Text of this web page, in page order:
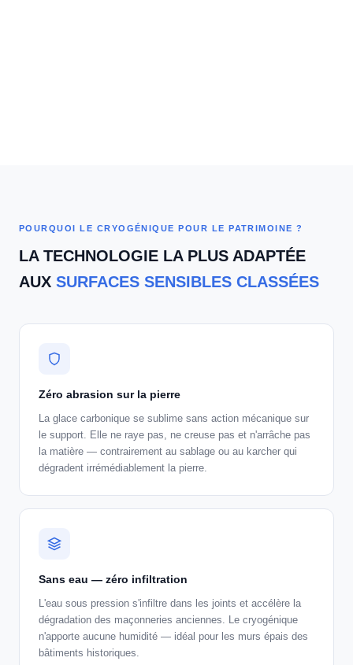
POURQUOI LE CRYOGÉNIQUE POUR LE PATRIMOINE ?
LA TECHNOLOGIE LA PLUS ADAPTÉE
AUX SURFACES SENSIBLES CLASSÉES
Zéro abrasion sur la pierre
La glace carbonique se sublime sans action mécanique sur
le support. Elle ne raye pas, ne creuse pas et n'arrâche pas
la matière — contrairement au sablage ou au karcher qui
dégradent irrémédiablement la pierre.
Sans eau — zéro infiltration
L'eau sous pression s'infiltre dans les joints et accélère la
dégradation des maçonneries anciennes. Le cryogénique
n'apporte aucune humidité — idéal pour les murs épais des
bâtiments historiques.